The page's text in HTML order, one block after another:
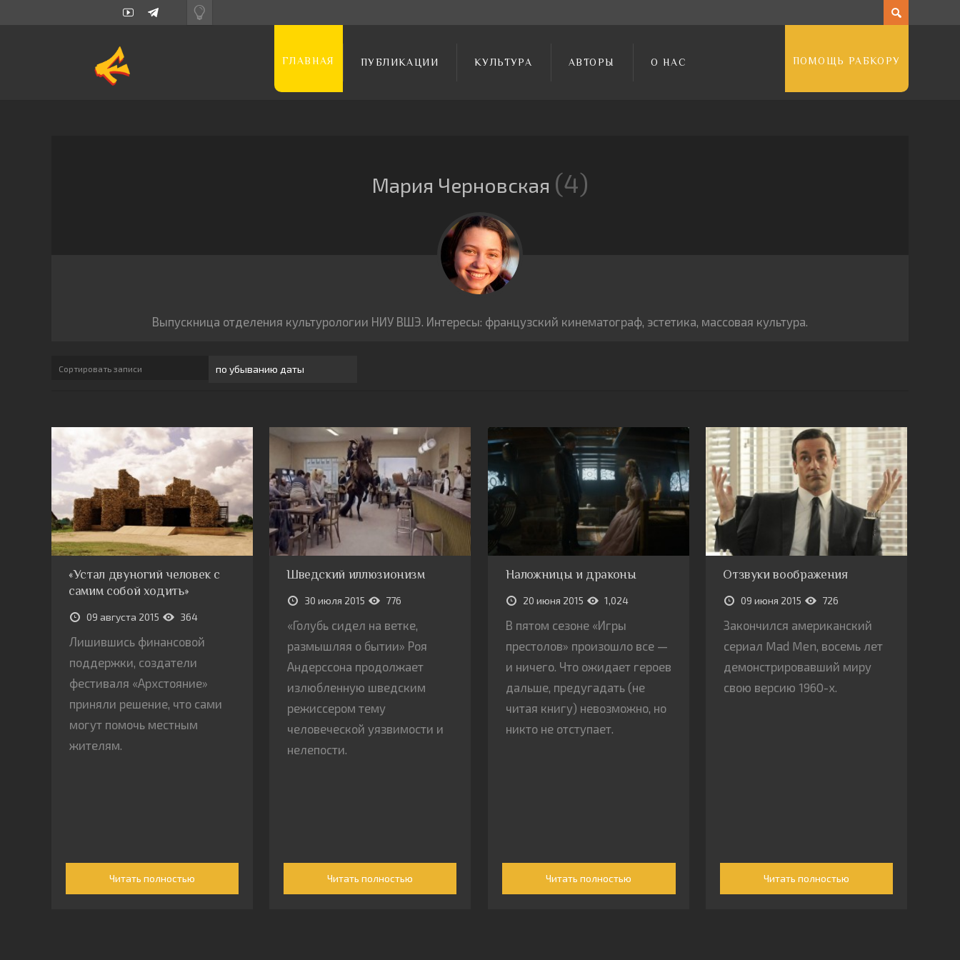
ГЛАВНАЯ ПУБЛИКАЦИИ КУЛЬТУРА АВТОРЫ О НАС ПОМОЩЬ РАБКОРУ
Мария Черновская 4
Выпускница отделения культурологии НИУ ВШЭ. Интересы: французский кинематограф, эстетика, массовая культура.
Сортировать записи
«Устал двуногий человек с
самим собой ходить»
09 августа 2015 364
Лишившись финансовой
поддержки, создатели
фестиваля «Архстояние»
приняли решение, что сами
могут помочь местным
жителям.
Читать полностью
Шведский иллюзионизм
30 июля 2015 776
«Голубь сидел на ветке,
размышляя о бытии» Роя
Андерссона продолжает
излюбленную шведским
режиссером тему
человеческой уязвимости и
нелепости.
Читать полностью
Наложницы и драконы
20 июня 2015 1,024
В пятом сезоне «Игры
престолов» произошло все —
и ничего. Что ожидает героев
дальше, предугадать (не
читая книгу) невозможно, но
никто не отступает.
Читать полностью
Отзвуки воображения
09 июня 2015 726
Закончился американский
сериал Mad Men, восемь лет
демонстрировавший миру
свою версию 1960-х.
Читать полностью